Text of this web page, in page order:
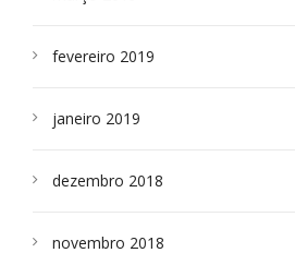
fevereiro 2019
janeiro 2019
dezembro 2018
novembro 2018